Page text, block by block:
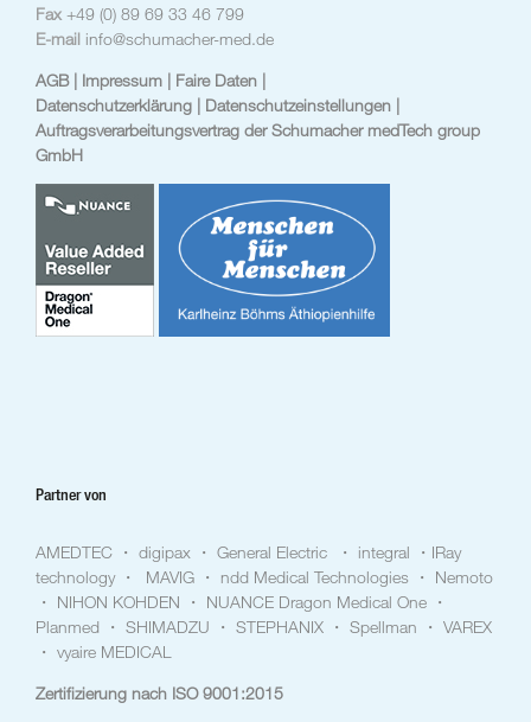
Fax +49 (0) 89 69 33 46 799
E-mail info@schumacher-med.de
AGB | Impressum | Faire Daten |
Datenschutzerklärung | Datenschutzeinstellungen |
Auftragsverarbeitungsvertrag der Schumacher medTech group
GmbH
Partner von
AMEDTEC ・ digipax ・ General Electric ・ integral ・IRay
technology ・ MAVIG ・ ndd Medical Technologies ・ Nemoto
・ NIHON KOHDEN ・ NUANCE Dragon Medical One ・
Planmed ・ SHIMADZU ・ STEPHANIX ・ Spellman ・ VAREX
・ vyaire MEDICAL
Zertifizierung nach ISO 9001:2015